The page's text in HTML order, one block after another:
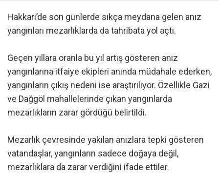
Hakkari’de son günlerde sıkça meydana gelen anız
yangınları mezarlıklarda da tahribata yol açtı.
Geçen yıllara oranla bu yıl artış gösteren anız
yangınlarına itfaiye ekipleri anında müdahale ederken,
yangınların çıkış nedeni ise araştırılıyor. Özellikle Gazi
ve Dağgöl mahallelerinde çıkan yangınlarda
mezarlıkların zarar gördüğü belirtildi.
Mezarlık çevresinde yakılan anızlara tepki gösteren
vatandaşlar, yangınların sadece doğaya değil,
mezarlıklara da zarar verdiğini ifade ettiler.